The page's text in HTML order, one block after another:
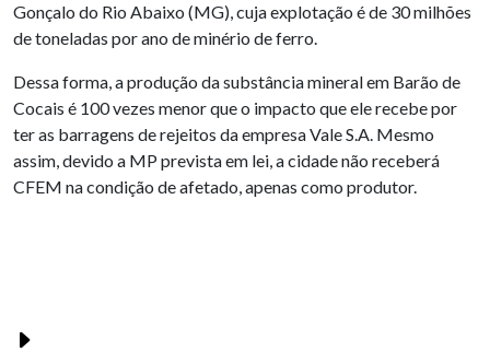
Gonçalo do Rio Abaixo (MG), cuja explotação é de 30 milhões
de toneladas por ano de minério de ferro.
Dessa forma, a produção da substância mineral em Barão de
Cocais é 100 vezes menor que o impacto que ele recebe por
ter as barragens de rejeitos da empresa Vale S.A. Mesmo
assim, devido a MP prevista em lei, a cidade não receberá
CFEM na condição de afetado, apenas como produtor.